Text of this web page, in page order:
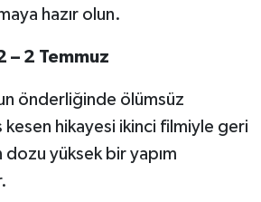
hazır olun.
– 2 Temmuz
önderliğinde ölümsüz
kesen hikayesi ikinci filmiyle geri
yüksek bir yapım